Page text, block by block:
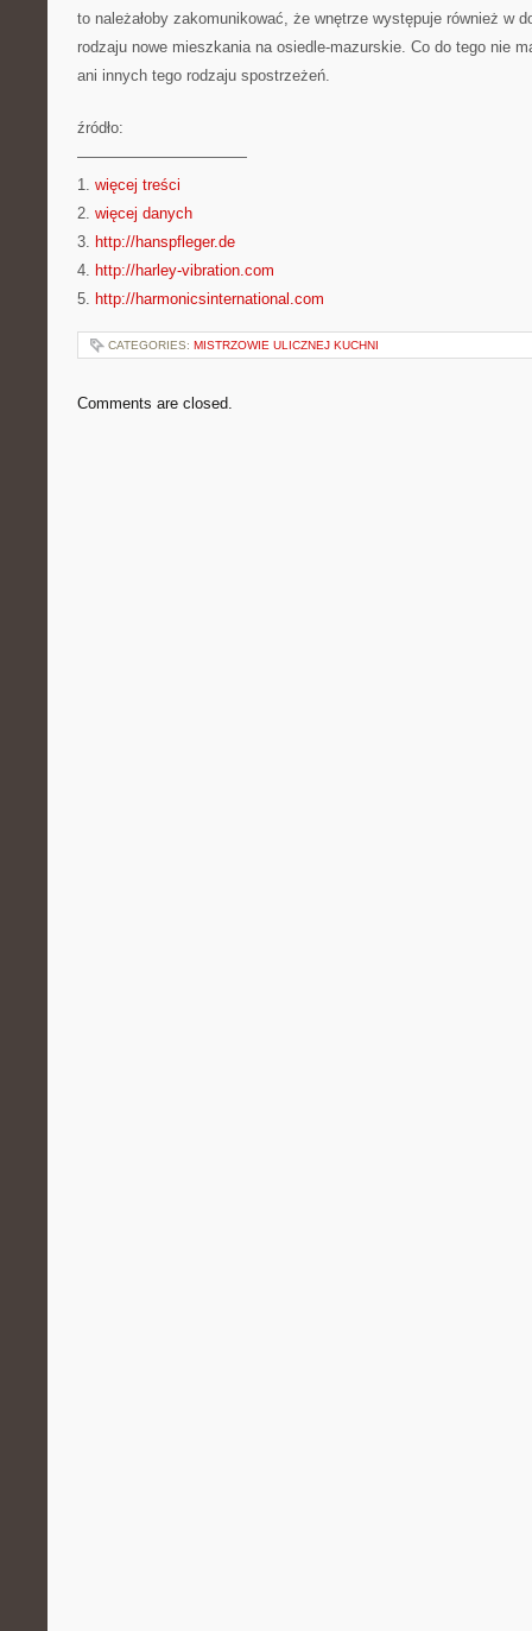
to należałoby zakomunikować, że wnętrze występuje również w
rodzaju nowe mieszkania na osiedle-mazurskie. Co do tego nie
ani innych tego rodzaju spostrzeżeń.
źródło:
———————————
1. więcej treści
2. więcej danych
3. http://hanspfleger.de
4. http://harley-vibration.com
5. http://harmonicsinternational.com
CATEGORIES: MISTRZOWIE ULICZNEJ KUCHNI
Comments are closed.